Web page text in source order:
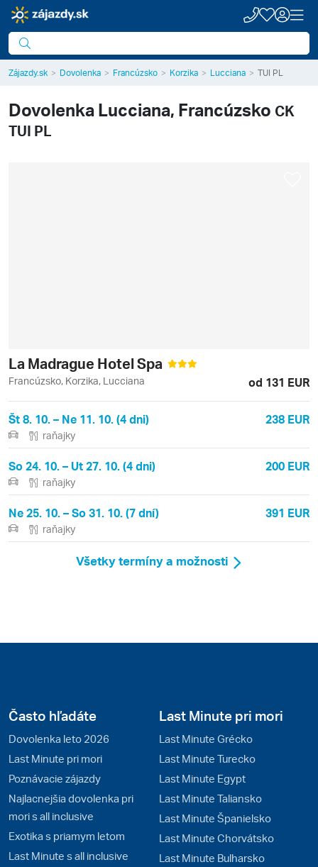
Zájazdy.sk Dovolenka Francúzsko Korzika Lucciana TUI PL
Dovolenka Lucciana, Francúzsko CK
TUI PL
La Madrague Hotel Spa
Francúzsko, Korzika, Lucciana od 131 EUR
Št 8. 10. – Ne 11. 10. (4 dni) 238 EUR
raňajky
So 24. 10. – Ut 27. 10. (4 dni) 200 EUR
raňajky
Ne 25. 10. – So 31. 10. (7 dní) 391 EUR
raňajky
Všetky termíny a možnosti
Často hľadáte
Dovolenka leto 2026
Last Minute pri mori
Poznávacie zájazdy
Najlacnejšia dovolenka pri
mori s all inclusive
Exotika s priamym letom
Last Minute s all inclusive
Last Minute pri mori
Last Minute Grécko
Last Minute Turecko
Last Minute Egypt
Last Minute Taliansko
Last Minute Španielsko
Last Minute Chorvátsko
Last Minute Bulharsko